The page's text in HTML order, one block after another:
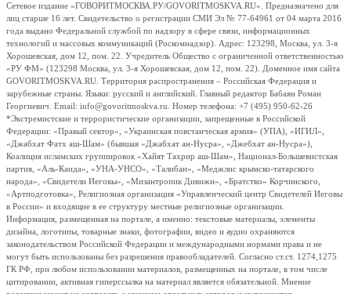
Сетевое издание «ГОВОРИТМОСКВА.РУ/GOVORITMOSKVA.RU». Предназначено для
лиц старше 16 лет. Свидетельство о регистрации СМИ Эл № 77-64961 от 04 марта 2016
года выдано Федеральной службой по надзору в сфере связи, информационных
технологий и массовых коммуникаций (Роскомнадзор). Адрес: 123298, Москва, ул. 3-я
Хорошевская, дом 12, пом. 22. Учредитель Общество с ограниченной ответственностью
«РУ ФМ» (123298 Москва, ул. 3-я Хорошевская, дом 12, пом. 22). Доменное имя сайта
GOVORITMOSKVA.RU. Территория распространения – Российская Федерация и
зарубежные страны. Языки: русский и английский. Главный редактор Бабаян Роман
Георгиевич. Email: info@govoritmoskva.ru. Номер телефона: +7 (495) 950-62-26
*Экстремистские и террористические организации, запрещенные в Российской
Федерации: «Правый сектор», «Украинская повстанческая армия» (УПА), «ИГИЛ»,
«Джабхат Фатх аш-Шам» (бывшая «Джабхат ан-Нусра», «Джебхат ан-Нусра»),
Коалиция исламских группировок «Хайят Тахрир аш-Шам», Национал-Большевистская
партия, «Аль-Каида», «УНА-УНСО», «Талибан», «Меджлис крымско-татарского
народа», «Свидетели Иеговы», «Мизантропик Дивижн», «Братство» Корчинского,
«Артподготовка», Религиозная организация «Управленческий центр Свидетелей Иеговы
в России» и входящие в ее структуру местные религиозные организации.
Информация, размещенная на портале, а именно: текстовые материалы, элементы
дизайна, логотипы, товарные знаки, фотографии, видео и аудио охраняются
законодательством Российской Федерации и международными нормами права и не
могут быть использованы без разрешения правообладателей. Согласно ст.ст. 1274,1275
ГК РФ, при любом использовании материалов, размещенных на портале, в том числе
цитировании, активная гиперссылка на материал является обязательной. Мнение